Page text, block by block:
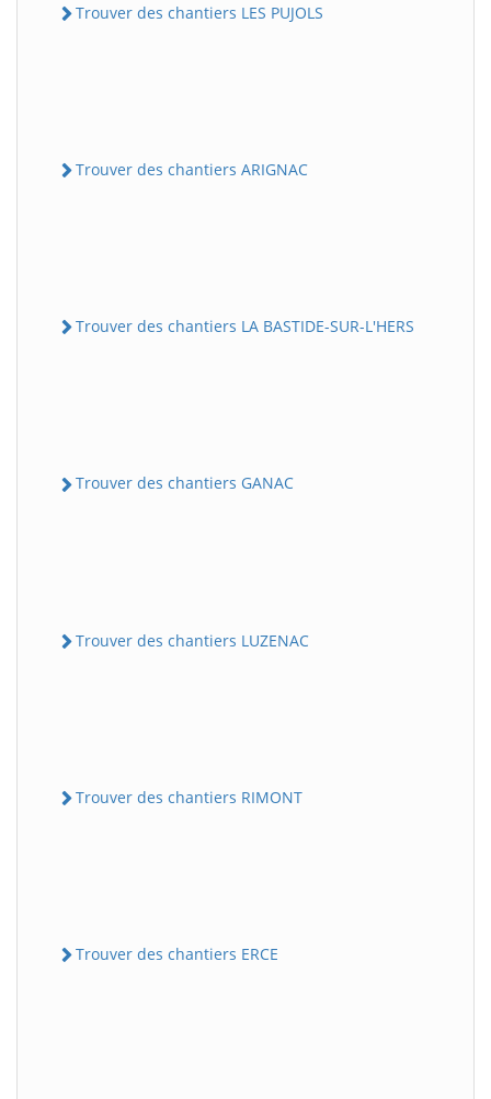
Trouver des chantiers LES PUJOLS
Trouver des chantiers ARIGNAC
Trouver des chantiers LA BASTIDE-SUR-L'HERS
Trouver des chantiers GANAC
Trouver des chantiers LUZENAC
Trouver des chantiers RIMONT
Trouver des chantiers ERCE